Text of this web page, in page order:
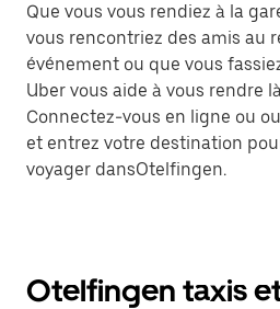
Que vous vous rendiez à la
vous rencontriez des amis au
événement ou que vous
Uber vous aide à vous rendre
Connectez-vous en ligne ou
et entrez votre destination
voyager dansOtelfingen.
Otelfingen taxis